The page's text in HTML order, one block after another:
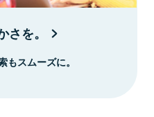
を。
スムーズに。